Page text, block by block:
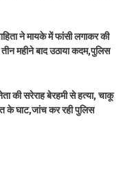
ने मायके में फांसी लगाकर की
महीने बाद उठाया कदम,पुलिस
की सरेराह बेरहमी से हत्या, चाकू
के घाट,जांच कर रही पुलिस